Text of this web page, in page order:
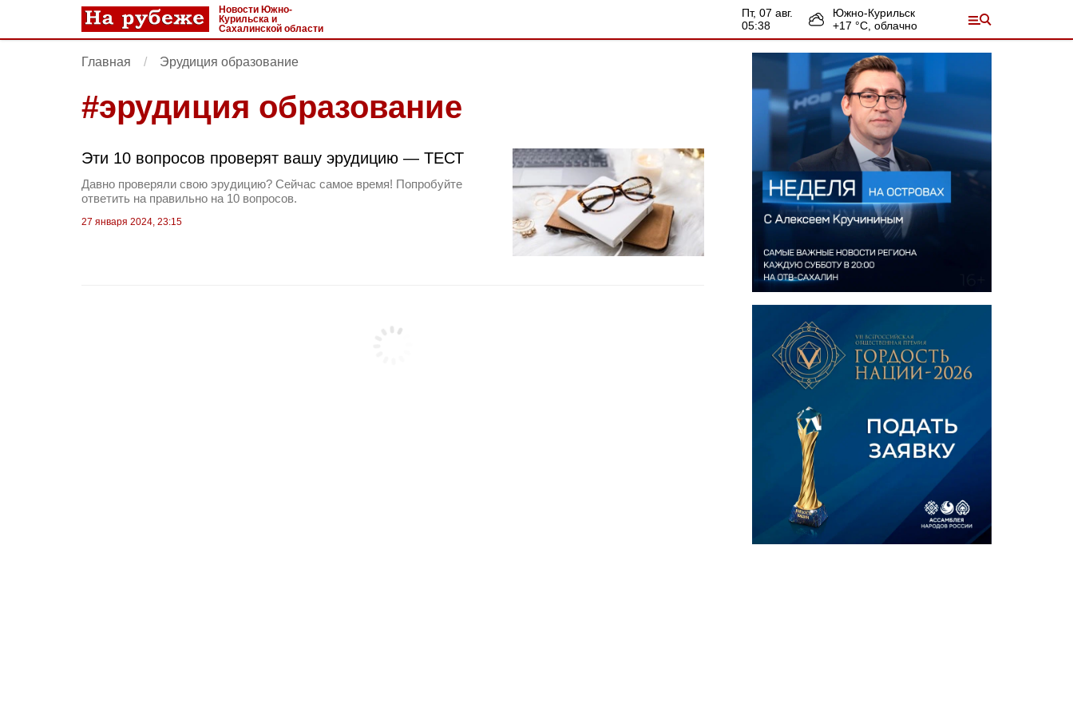
Новости Южно-
Курильска и
Сахалинской области
пт, 07 авг.
05:38
Южно-Курильск
+17 °С, облачно
Главная Эрудиция образование
#эрудиция образование
Эти 10 вопросов проверят вашу эрудицию — ТЕСТ
Давно проверяли свою эрудицию? Сейчас самое время! Попробуйте
ответить на правильно на 10 вопросов.
27 января 2024, 23:15